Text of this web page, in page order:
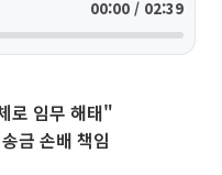
00:00 / 02:39
로 임무 해태"
금 손배 책임